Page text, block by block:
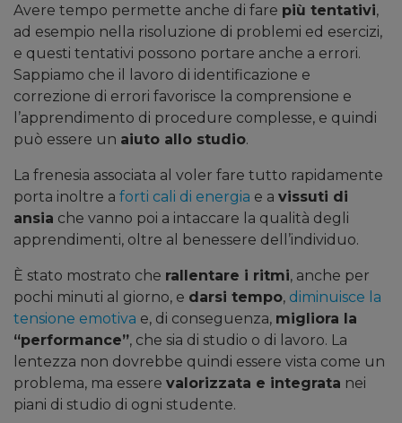
Avere tempo permette anche di fare più tentativi,
ad esempio nella risoluzione di problemi ed esercizi,
e questi tentativi possono portare anche a errori.
Sappiamo che il lavoro di identificazione e
correzione di errori favorisce la comprensione e
l’apprendimento di procedure complesse, e quindi
può essere un aiuto allo studio.
La frenesia associata al voler fare tutto rapidamente
porta inoltre a forti cali di energia e a vissuti di
ansia che vanno poi a intaccare la qualità degli
apprendimenti, oltre al benessere dell’individuo.
È stato mostrato che rallentare i ritmi, anche per
pochi minuti al giorno, e darsi tempo, diminuisce la
tensione emotiva e, di conseguenza, migliora la
“performance”, che sia di studio o di lavoro. La
lentezza non dovrebbe quindi essere vista come un
problema, ma essere valorizzata e integrata nei
piani di studio di ogni studente.